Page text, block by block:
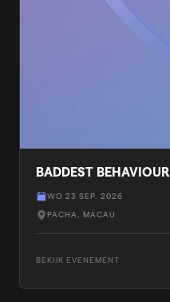
BADDEST BEHAVIOUR
WO 23 SEP. 2026
PACHA , MACAU
BEKIJK EVENEMENT